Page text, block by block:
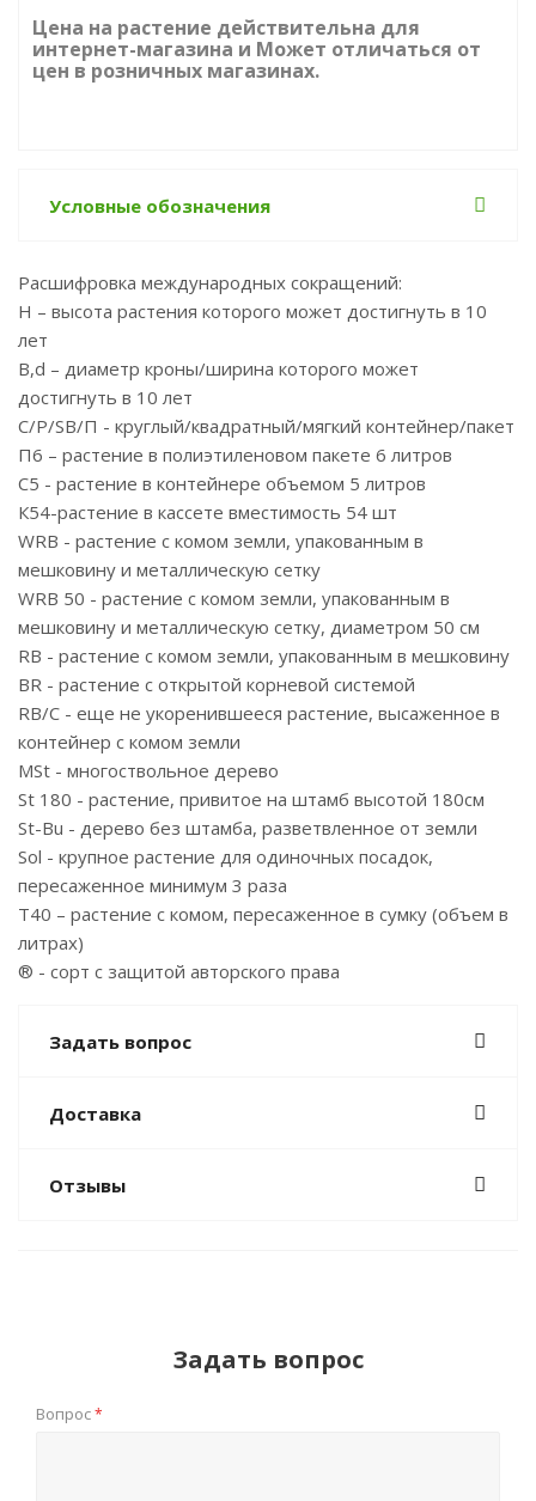
Цена на растение действительна для
интернет-магазина и Может отличаться от
цен в розничных магазинах.
Условные обозначения
Расшифровка международных сокращений:
Н – высота растения которого может достигнуть в 10
лет
B,d – диаметр кроны/ширина которого может
достигнуть в 10 лет
С/P/SB/П - круглый/квадратный/мягкий контейнер/пакет
П6 – растение в полиэтиленовом пакете 6 литров
С5 - растение в контейнере объемом 5 литров
К54-растение в кассете вместимость 54 шт
WRB - растение с комом земли, упакованным в
мешковину и металлическую сетку
WRB 50 - растение с комом земли, упакованным в
мешковину и металлическую сетку, диаметром 50 см
RB - растение с комом земли, упакованным в мешковину
BR - растение с открытой корневой системой
RB/C - еще не укоренившееся растение, высаженное в
контейнер с комом земли
MSt - многоствольное дерево
St 180 - растение, привитое на штамб высотой 180см
St-Bu - дерево без штамба, разветвленное от земли
Sol - крупное растение для одиночных посадок,
пересаженное минимум 3 раза
T40 – растение с комом, пересаженное в сумку (объем в
литрах)
® - сорт с защитой авторского права
Задать вопрос
Доставка
Отзывы
Задать вопрос
Вопрос*